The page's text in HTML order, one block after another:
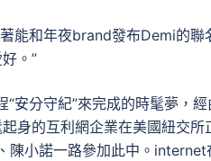
能和年夜brand發布Demi的
。”
安分守紀”來完成的時髦夢，
身的互利網企業在美國紐交
小諾一路參加此中。internet